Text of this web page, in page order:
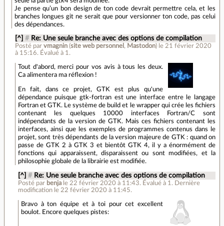
Je pense qu’un bon design de ton code devrait permettre cela, et les
branches longues git ne serait que pour versionner ton code, pas celui
des dépendances.
[^] # Re: Une seule branche avec des options de compilation
Posté par vmagnin(site web personnel , Mastodon) le 21 février 2020
à 15:16.Évalué à 1.
Tout d'abord, merci pour vos avis à tous les deux.
Ca alimentera ma réflexion !
En fait, dans ce projet, GTK est plus qu'une
dépendance puisque gtk-fortran est une interface entre le langage
Fortran et GTK. Le système de build et le wrapper qui crée les fichiers
contenant les quelques 10000 interfaces Fortran/C sont
indépendants de la version de GTK. Mais ces fichiers contenant les
interfaces, ainsi que les exemples de programmes contenus dans le
projet, sont très dépendants de la version majeure de GTK : quand on
passe de GTK 2 à GTK 3 et bientôt GTK 4, il y a énormément de
fonctions qui apparaissent, disparaissent ou sont modifiées, et la
philosophie globale de la librairie est modifiée.
[^] # Re: Une seule branche avec des options de compilation
Posté par benja le 22 février 2020 à 11:43. Évalué à 1 . Dernière
modification le 22 février 2020 à 11:45.
Bravo à ton équipe et à toi pour cet excellent
boulot. Encore quelques pistes: